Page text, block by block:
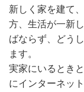
新しく家を建て
方、生活が一新
ばならず、どう
ます。
実家にいるとき
にインターネッ